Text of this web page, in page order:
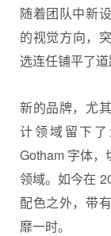
随着团队中新
的视觉方向，
选连任铺平了道
新的品牌，尤
计领域留下
Gotham 字体
领域。如今在
配色之外，带
靡一时。